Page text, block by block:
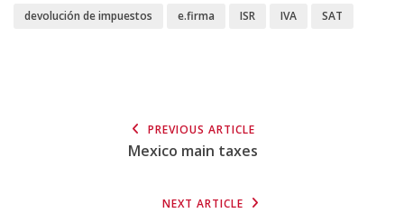
devolución de impuestos
e.firma ISR IVA SAT
PREVIOUS ARTICLE
Mexico main taxes
NEXT ARTICLE